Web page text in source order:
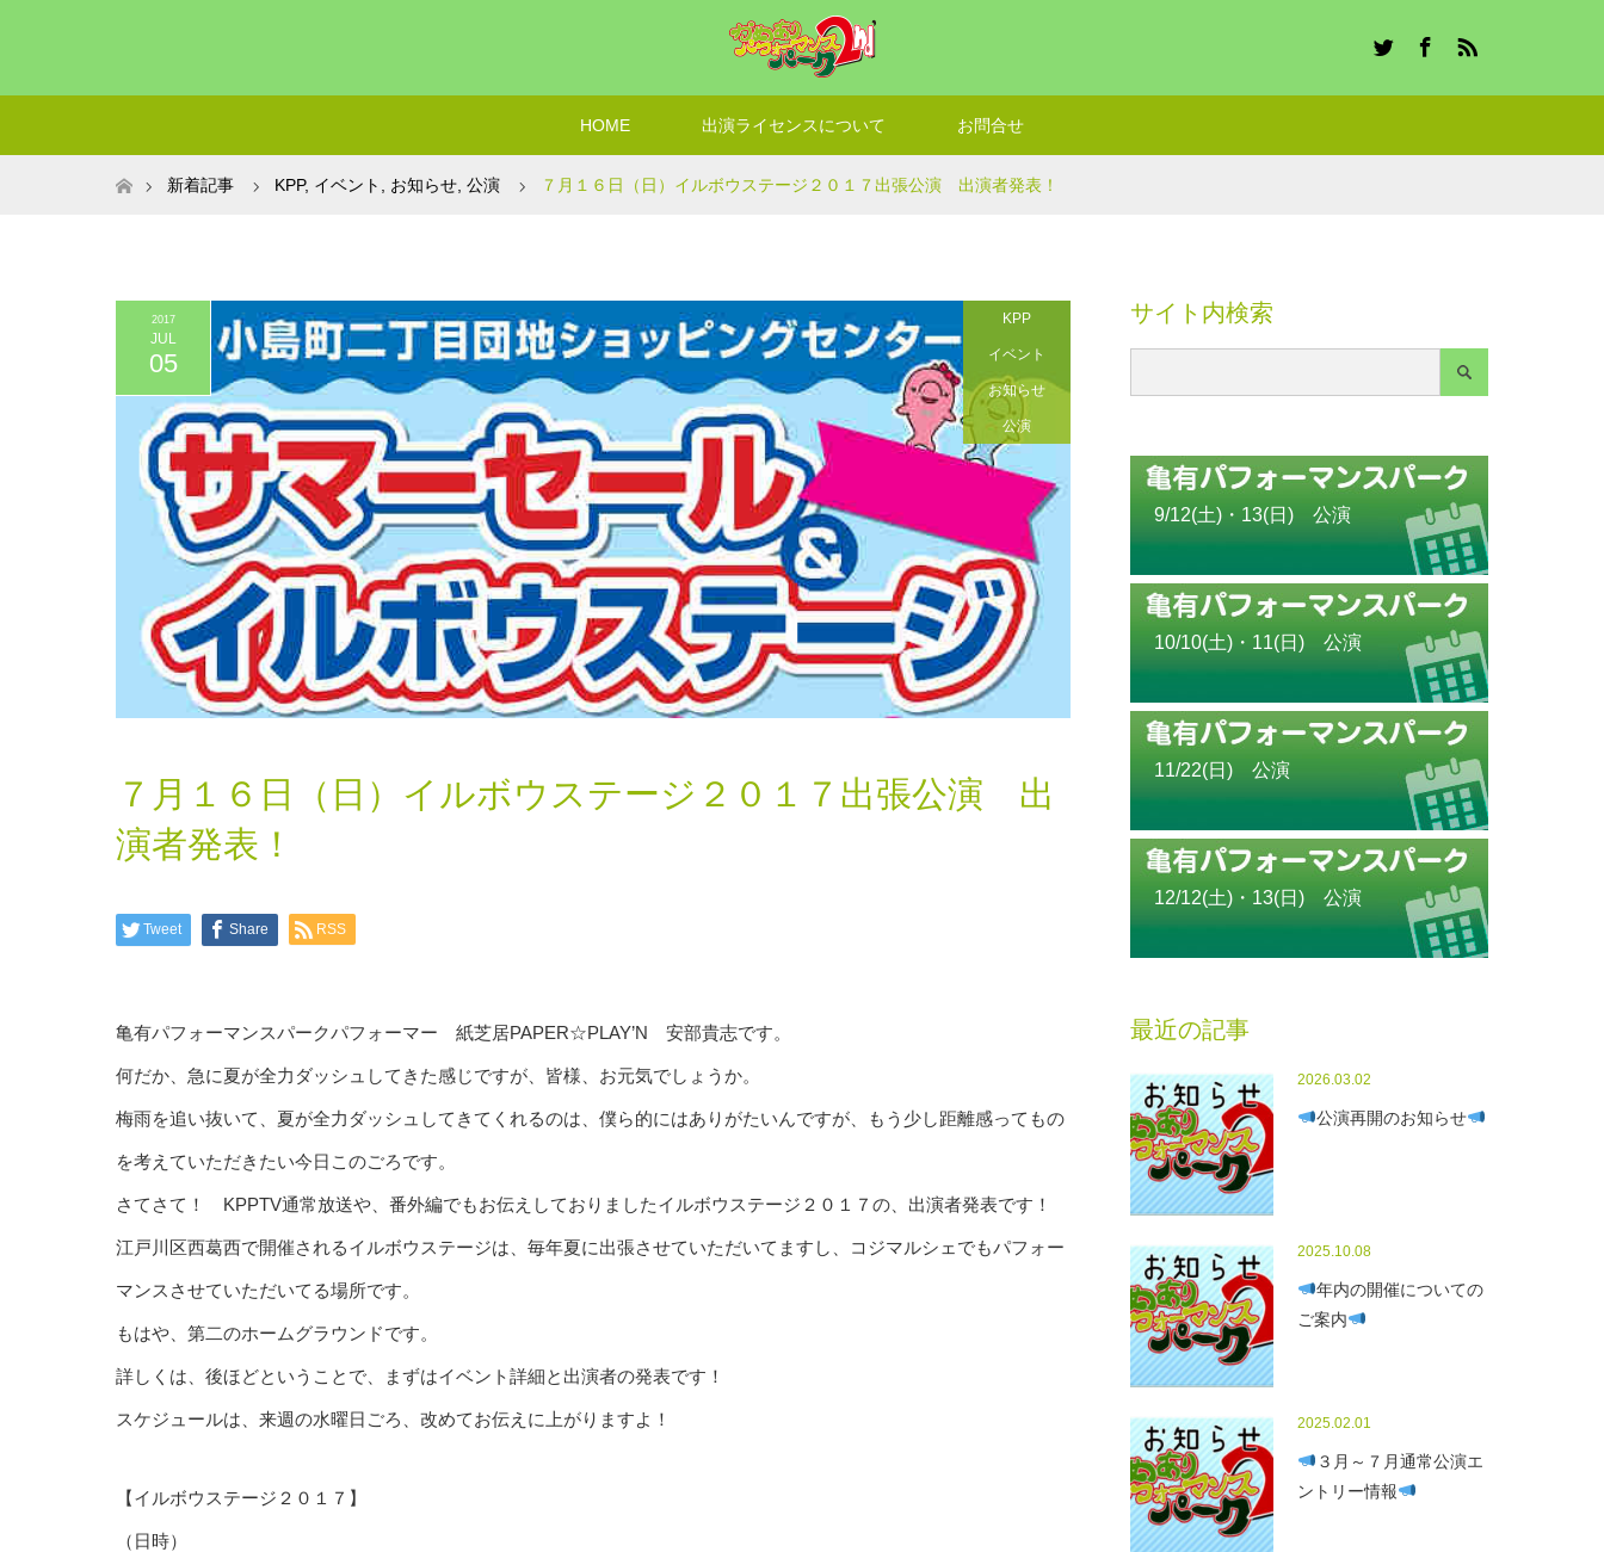
HOME 出演ライセンスについて お問合せ
ホーム新着記事 KPP, イベント お知らせ 公演 ７月１６日（日）イルボウステージ２０１７出張公演 出演者発表！
2017
JUL
05
KPP
イベント
お知らせ
公演
７月１６日（日）イルボウステージ２０１７出張公演 出
演者発表！
Tweet Share RSS
亀有パフォーマンスパークパフォーマー 紙芝居PAPER☆PLAY’N 安部貴志です。
何だか、急に夏が全力ダッシュしてきた感じですが、皆様、お元気でしょうか。
梅雨を追い抜いて、夏が全力ダッシュしてきてくれるのは、僕ら的にはありがたいんですが、もう少し距離感ってもの
を考えていただきたい今日このごろです。
さてさて！ KPPTV通常放送や、番外編でもお伝えしておりましたイルボウステージ２０１７の、出演者発表です！
江戸川区西葛西で開催されるイルボウステージは、毎年夏に出張させていただいてますし、コジマルシェでもパフォー
マンスさせていただいてる場所です。
もはや、第二のホームグラウンドです。
詳しくは、後ほどということで、まずはイベント詳細と出演者の発表です！
スケジュールは、来週の水曜日ごろ、改めてお伝えに上がりますよ！
【イルボウステージ２０１７】
（日時）
サイト内検索
9/12(土)・13(日) 公演
10/10(土)・11(日) 公演
11/22(日) 公演
12/12(土)・13(日) 公演
最近の記事
2026.03.02
公演再開のお知らせ
2025.10.08
年内の開催についての
ご案内
2025.02.01
３月～７月通常公演エ
ントリー情報